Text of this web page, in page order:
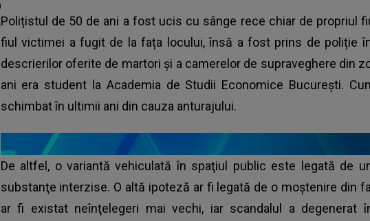
Polițistul de 50 de ani a fost ucis cu sânge rece chiar de propriul
fiul victimei a fugit de la fața locului, însă a fost prins de poliție
descrierilor oferite de martori și a camerelor de supraveghere din
ani era student la Academia de Studii Economice București.
schimbat în ultimii ani din cauza anturajului.
De altfel, o variantă vehiculată în spaţiul public este legată de
substanţe interzise. O altă ipoteză ar fi legată de o moştenire din
ar fi existat neînţelegeri mai vechi, iar scandalul a degenerat